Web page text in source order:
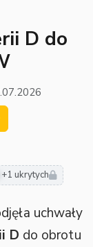
D do
+1 ukrytych
uchwały
D do obrotu